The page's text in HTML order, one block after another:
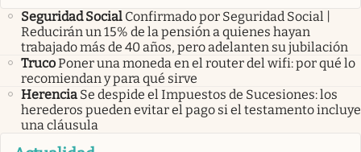
Seguridad Social Confirmado por Seguridad Social |
Reducirán un 15% de la pensión a quienes hayan
trabajado más de 40 años, pero adelanten su jubilación
TrucoPoner una moneda en el router del wifi: por qué lo
recomiendan y para qué sirve
Herencia Se despide el Impuestos de Sucesiones: los
herederos pueden evitar el pago si el testamento incluye
una cláusula